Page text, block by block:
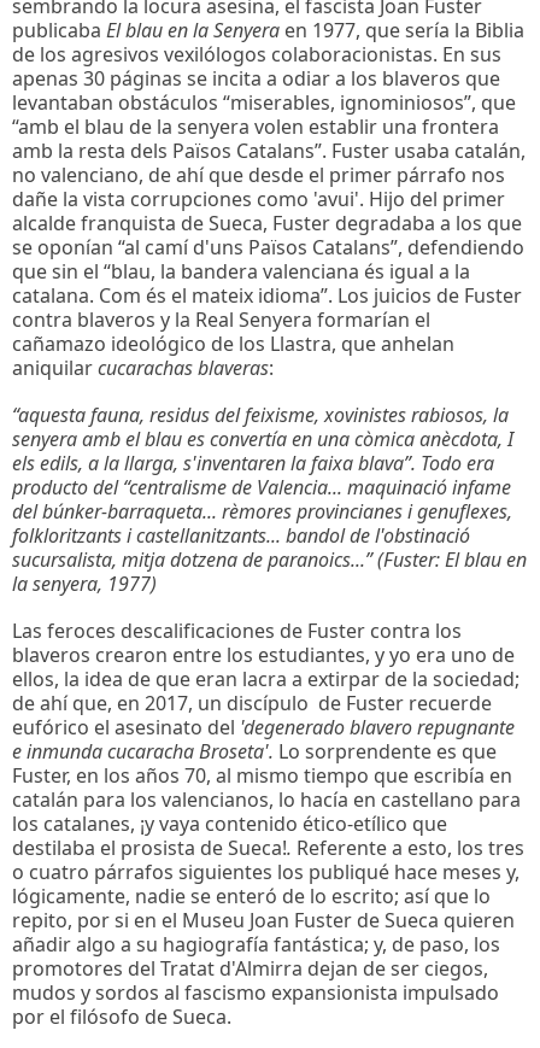
sembrando la locura asesina, el fascista Joan Fuster
publicaba El blau en la Senyera en 1977, que sería la Biblia
de los agresivos vexilólogos colaboracionistas. En sus
apenas 30 páginas se incita a odiar a los blaveros que
levantaban obstáculos “miserables, ignominiosos”, que
“amb el blau de la senyera volen establir una frontera
amb la resta dels Països Catalans”. Fuster usaba catalán,
no valenciano, de ahí que desde el primer párrafo nos
dañe la vista corrupciones como 'avui'. Hijo del primer
alcalde franquista de Sueca, Fuster degradaba a los que
se oponían “al camí d'uns Països Catalans”, defendiendo
que sin el “blau, la bandera valenciana és igual a la
catalana. Com és el mateix idioma”. Los juicios de Fuster
contra blaveros y la Real Senyera formarían el
cañamazo ideológico de los Llastra, que anhelan
aniquilarcucarachas blaveras:
“aquesta fauna, residus del feixisme, xovinistes rabiosos, la
senyera amb el blau es convertía en una còmica anècdota, I
els edils, a la llarga, s'inventaren la faixa blava”. Todo era
producto del “centralisme de Valencia... maquinació infame
del búnker-barraqueta... rèmores provincianes i genuflexes,
folkloritzants i castellanitzants... bandol de l'obstinació
sucursalista, mitja dotzena de paranoics...” (Fuster: El blau en
la senyera, 1977)
Las feroces descalificaciones de Fuster contra los
blaveros crearon entre los estudiantes, y yo era uno de
ellos, la idea de que eran lacra a extirpar de la sociedad;
de ahí que, en 2017, un discípulo de Fuster recuerde
eufórico el asesinato del 'degenerado blavero repugnante
e inmunda cucaracha Broseta'. Lo sorprendente es que
Fuster, en los años 70, al mismo tiempo que escribía en
catalán para los valencianos, lo hacía en castellano para
los catalanes, ¡y vaya contenido ético-etílico que
destilaba el prosista de Sueca!. Referente a esto, los tres
o cuatro párrafos siguientes los publiqué hace meses y,
lógicamente, nadie se enteró de lo escrito; así que lo
repito, por si en el Museu Joan Fuster de Sueca quieren
añadir algo a su hagiografía fantástica; y, de paso, los
promotores del Tratat d'Almirra dejan de ser ciegos,
mudos y sordos al fascismo expansionista impulsado
por el filósofo de Sueca.